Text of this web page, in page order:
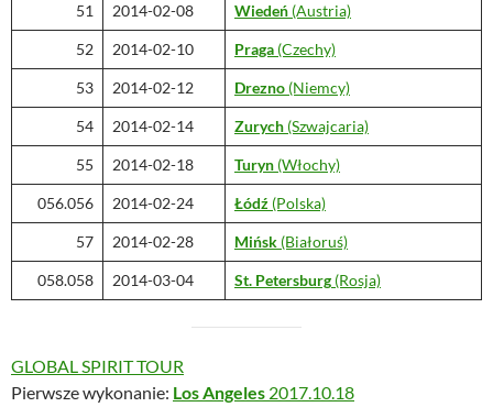
51 2014-02-08 Wiedeń (Austria)
52 2014-02-10 Praga (Czechy)
53 2014-02-12 Drezno (Niemcy)
54 2014-02-14 Zurych (Szwajcaria)
55 2014-02-18 Turyn (Włochy)
056.056 2014-02-24 Łódź (Polska)
57 2014-02-28 Mińsk (Białoruś)
058.058 2014-03-04 St. Petersburg (Rosja)
GLOBAL SPIRIT TOUR
Pierwsze wykonanie: Los Angeles 2017.10.18